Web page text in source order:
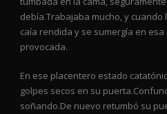
debía.Trabajaba mucho, y
caía rendida y se sumergía en
provocada.
En ese placentero estado
golpes secos en su
soñando.De nuevo retumbó su